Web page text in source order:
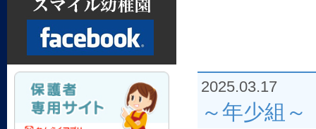
2025.03.17
～年少組～
Facebook
Facebook